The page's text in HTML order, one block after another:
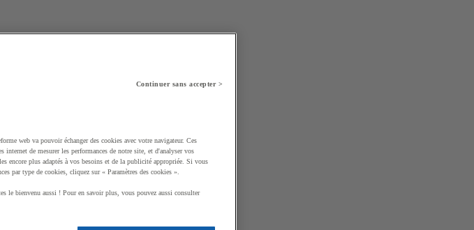
Continuer sans accepter >
web va pouvoir échanger des cookies avec votre navigateur. Ces
de mesurer les performances de notre site, et d'analyser vos
encore plus adaptés à vos besoins et de la publicité appropriée. Si vous
par type de cookies, cliquez sur « Paramètres des cookies ».
le bienvenu aussi ! Pour en savoir plus, vous pouvez aussi consulter